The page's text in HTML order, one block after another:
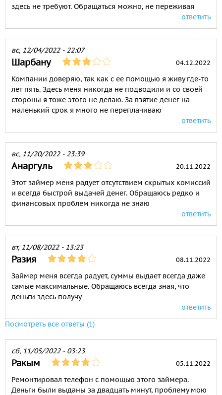
здесь не требуют. Обращаться можно, не переживая
ответить
вс, 12/04/2022 - 22:07
Шарбану 04.12.2022
Компании доверяю, так как с ее помощью я живу где-то
лет пять. Здесь меня никогда не подводили и со своей
стороны я тоже этого не делаю. За взятие денег на
маленький срок я много не переплачиваю
ответить
вс, 11/20/2022 - 23:39
Анаргуль 20.11.2022
Этот займер меня радует отсутствием скрытых комиссий
и всегда быстрой выдачей денег. Обращаюсь редко и
финансовых проблем никогда не знаю
ответить
вт, 11/08/2022 - 13:23
Разия 08.11.2022
Займер меня всегда радует, суммы выдает всегда даже
самые максимальные. Обращаюсь всегда зная, что
деньги здесь получу
ответить
Посмотреть все ответы (1)
сб, 11/05/2022 - 03:23
Ракым 05.11.2022
Ремонтировал телефон с помощью этого займера.
Деньги были выданы за двадцать минут, проблему мою